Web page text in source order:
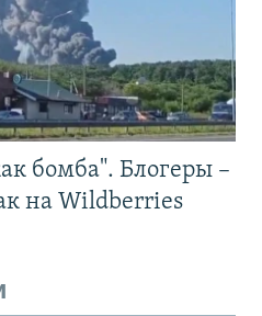
бомба". Блогеры –
на Wildberries